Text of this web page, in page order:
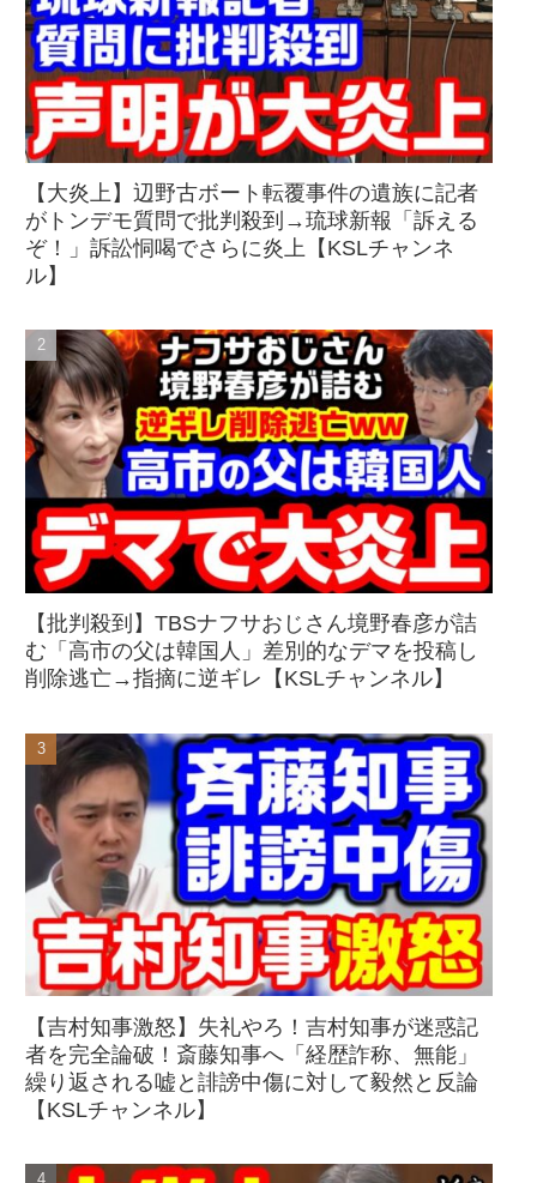
【大炎上】辺野古ボート転覆事件の遺族に記者
がトンデモ質問で批判殺到→琉球新報「訴える
ぞ！」訴訟恫喝でさらに炎上【KSLチャンネ
ル】
【批判殺到】TBSナフサおじさん境野春彦が詰
む「高市の父は韓国人」差別的なデマを投稿し
削除逃亡→指摘に逆ギレ【KSLチャンネル】
【吉村知事激怒】失礼やろ！吉村知事が迷惑記
者を完全論破！斎藤知事へ「経歴詐称、無能」
繰り返される嘘と誹謗中傷に対して毅然と反論
【KSLチャンネル】